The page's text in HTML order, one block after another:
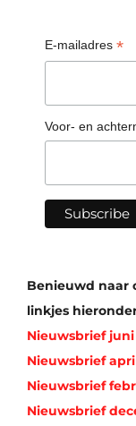
E-mailadres *
Voor- en
Benieuwd naar
linkjes
Nieuwsbrief juni
Nieuwsbrief
Nieuwsbrief
Nieuwsbrief